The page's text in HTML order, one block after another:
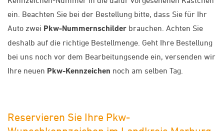
ein. Beachten Sie bei der Bestellung bitte, dass Sie für Ihr
Auto zwei Pkw-Nummernschilder brauchen. Achten Sie
deshalb auf die richtige Bestellmenge. Geht Ihre Bestellung
bei uns noch vor dem Bearbeitungsende ein, versenden wir
Ihre neuen Pkw-Kennzeichen noch am selben Tag.
Reservieren Sie Ihre Pkw-